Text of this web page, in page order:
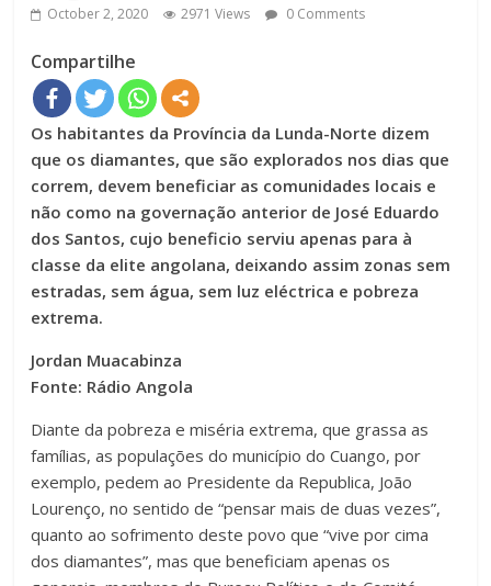
October 2, 2020 2971 Views 0 Comments
Compartilhe
Os habitantes da Província da Lunda-Norte dizem
que os diamantes, que são explorados nos dias que
correm, devem beneficiar as comunidades locais e
não como na governação anterior de José Eduardo
dos Santos, cujo beneficio serviu apenas para à
classe da elite angolana, deixando assim zonas sem
estradas, sem água, sem luz eléctrica e pobreza
extrema.
Jordan Muacabinza
Fonte: Rádio Angola
Diante da pobreza e miséria extrema, que grassa as
famílias, as populações do município do Cuango, por
exemplo, pedem ao Presidente da Republica, João
Lourenço, no sentido de “pensar mais de duas vezes”,
quanto ao sofrimento deste povo que “vive por cima
dos diamantes”, mas que beneficiam apenas os